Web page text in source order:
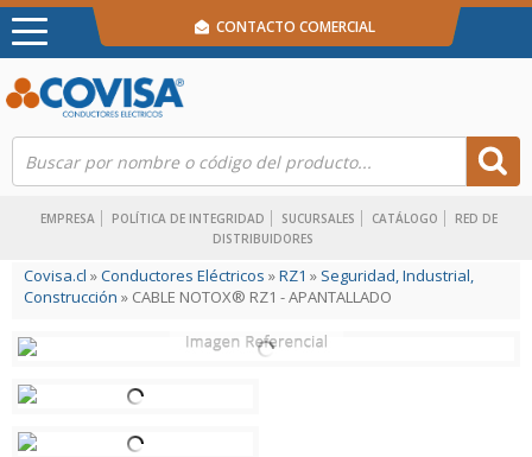
EMPRESA POLÍTICA DE INTEGRIDAD SUCURSALES CATÁLOGO
RED DE
DISTRIBUIDORES
CONTACTO COMERCIAL
Covisa.cl »Conductores Eléctricos »RZ1 » Seguridad, Industrial,
Construcción » CABLE NOTOX® RZ1 - APANTALLADO